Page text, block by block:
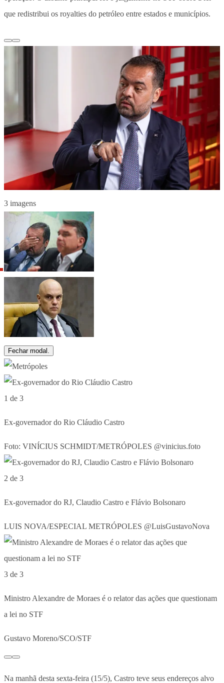
que redistribui os royalties do petróleo entre estados e municípios.
3 imagens
Fechar modal.
1 de 3
Ex-governador do Rio Cláudio Castro
Foto: VINÍCIUS SCHMIDT/METRÓPOLES @vinicius.foto
2 de 3
Ex-governador do RJ, Claudio Castro e Flávio Bolsonaro
LUIS NOVA/ESPECIAL METRÓPOLES @LuisGustavoNova
3 de 3
Ministro Alexandre de Moraes é o relator das ações que questionam
a lei no STF
Gustavo Moreno/SCO/STF
Na manhã desta sexta-feira (15/5), Castro teve seus endereços alvo